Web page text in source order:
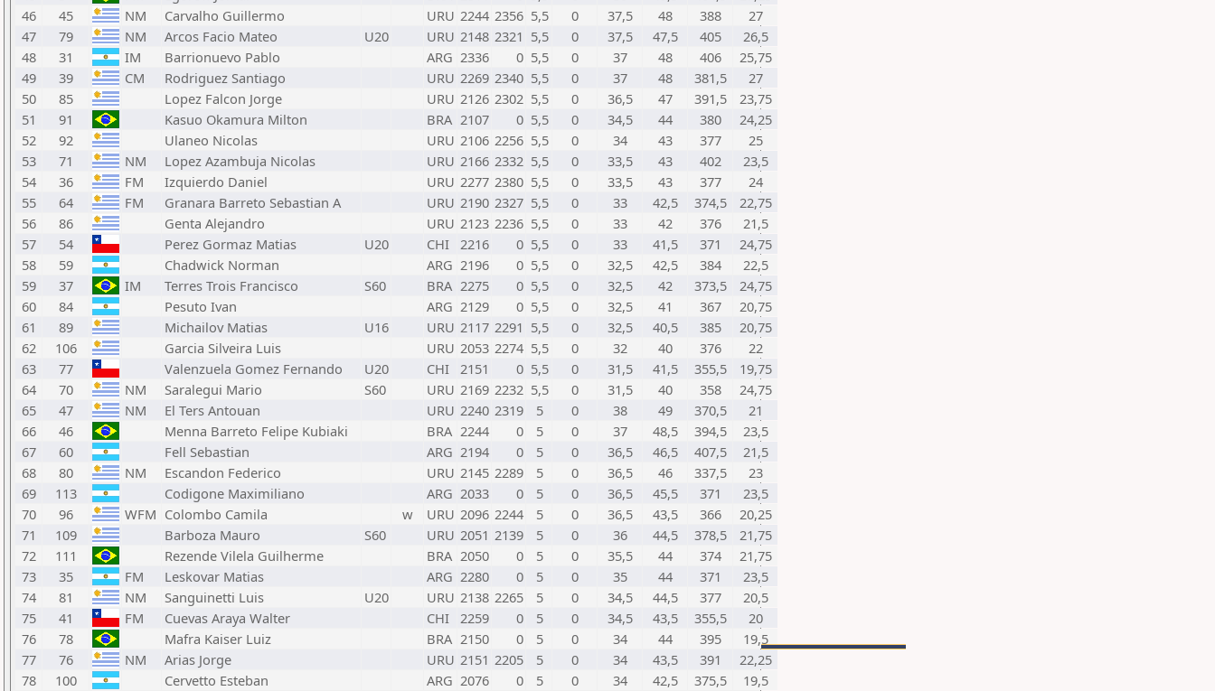
46
45 NM Carvalho Guillermo URU 2244 2356 5,5 0 37,5 48 388
27
47
79 NM Arcos Facio Mateo U20 URU 2148 2321 5,5 0 37,5 47,5 405
26,5
48
31 IM Barrionuevo Pablo ARG 2336 0 5,5 0 37 48 406
25,75
49
39 CM Rodriguez Santiago URU 2269 2340 5,5 0 37 48 381,5
27
50
85 Lopez Falcon Jorge URU 2126 2302 5,5 0 36,5 47 391,5
23,75
51
91 Kasuo Okamura Milton BRA 2107 0 5,5 0 34,5 44 380
24,25
52
92 Ulaneo Nicolas URU 2106 2256 5,5 0 34 43 377
25
53
71 NM Lopez Azambuja Nicolas URU 2166 2332 5,5 0 33,5 43 402
23,5
54
36 FM Izquierdo Daniel URU 2277 2380 5,5 0 33,5 43 377
24
55
64 FM Granara Barreto Sebastian A URU 2190 2327 5,5 0 33 42,5 374,5
22,75
56
86 Genta Alejandro URU 2123 2236 5,5 0 33 42 376
21,5
57
54 Perez Gormaz Matias U20 CHI 2216 0 5,5 0 33 41,5 371
24,75
58
59 Chadwick Norman ARG 2196 0 5,5 0 32,5 42,5 384
22,5
59
37 IM Terres Trois Francisco S60 BRA 2275 0 5,5 0 32,5 42 373,5
24,75
60
84 Pesuto Ivan ARG 2129 0 5,5 0 32,5 41 367
20,75
61
89 Michailov Matias U16 URU 2117 2291 5,5 0 32,5 40,5 385
20,75
62
106 Garcia Silveira Luis URU 2053 2274 5,5 0 32 40 376
22
63
77 Valenzuela Gomez Fernando U20 CHI 2151 0 5,5 0 31,5 41,5 355,5
19,75
64
70 NM Saralegui Mario S60 URU 2169 2232 5,5 0 31,5 40 358
24,75
65
47 NM El Ters Antouan URU 2240 2319 5 0 38 49 370,5
21
66
46 Menna Barreto Felipe Kubiaki BRA 2244 0 5 0 37 48,5 394,5
23,5
67
60 Fell Sebastian ARG 2194 0 5 0 36,5 46,5 407,5
21,5
68
80 NM Escandon Federico URU 2145 2289 5 0 36,5 46 337,5
23
69
113 Codigone Maximiliano ARG 2033 0 5 0 36,5 45,5 371
23,5
70
96 WFM Colombo Camila w URU 2096 2244 5 0 36,5 43,5 366
20,25
71
109 Barboza Mauro S60 URU 2051 2139 5 0 36 44,5 378,5
21,75
72
111 Rezende Vilela Guilherme BRA 2050 0 5 0 35,5 44 374
21,75
73
35 FM Leskovar Matias ARG 2280 0 5 0 35 44 371
23,5
74
81 NM Sanguinetti Luis U20 URU 2138 2265 5 0 34,5 44,5 377
20,5
75
41 FM Cuevas Araya Walter CHI 2259 0 5 0 34,5 43,5 355,5
20
76
78 Mafra Kaiser Luiz BRA 2150 0 5 0 34 44 395
19,5
77
76 NM Arias Jorge URU 2151 2205 5 0 34 43,5 391
22,25
78
100 Cervetto Esteban ARG 2076 0 5 0 34 42,5 375,5
19,5